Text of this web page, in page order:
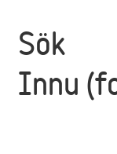
Sök
Innu